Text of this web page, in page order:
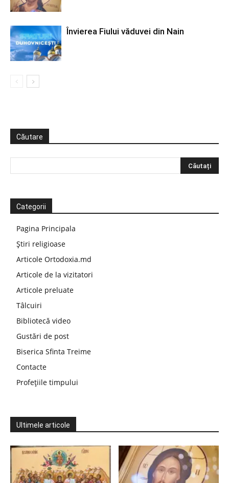
Învierea Fiului văduvei din Nain
Căutare
Categorii
Pagina Principala
Știri religioase
Articole Ortodoxia.md
Articole de la vizitatori
Articole preluate
Tâlcuiri
Bibliotecă video
Gustări de post
Biserica Sfinta Treime
Contacte
Profețiile timpului
Ultimele articole